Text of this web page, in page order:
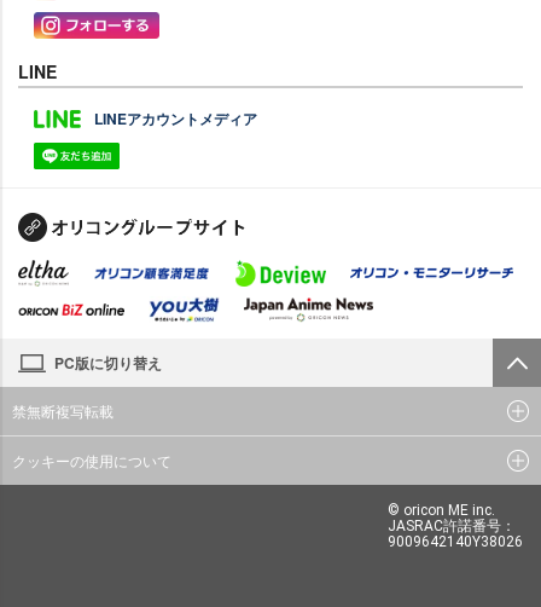
LINE
LINEアカウントメディア
PC版に切り替え
禁無断複写転載
クッキーの使用について
© oricon ME inc.
JASRAC許諾番号：
9009642140Y38026